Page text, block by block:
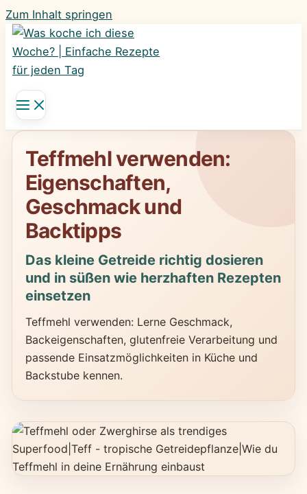
Zum Inhalt springen
Teffmehl verwenden:
Eigenschaften,
Geschmack und
Backtipps
Das kleine Getreide richtig dosieren
und in süßen wie herzhaften Rezepten
einsetzen
Teffmehl verwenden: Lerne Geschmack,
Backeigenschaften, glutenfreie Verarbeitung und
passende Einsatzmöglichkeiten in Küche und
Backstube kennen.